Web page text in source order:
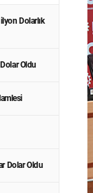
Dolarlık
Oldu
Dolar Oldu